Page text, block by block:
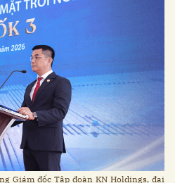
Giám đốc Tập đoàn KN Holdings, đại